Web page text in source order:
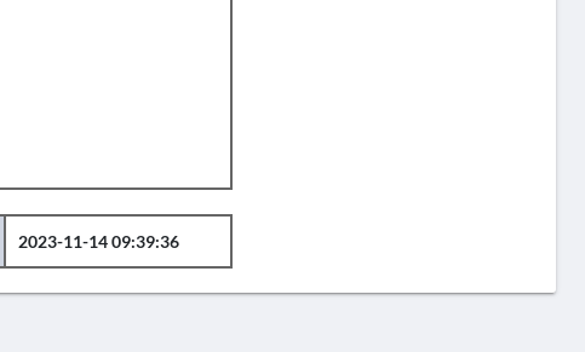
2023-11-14 09:39:36